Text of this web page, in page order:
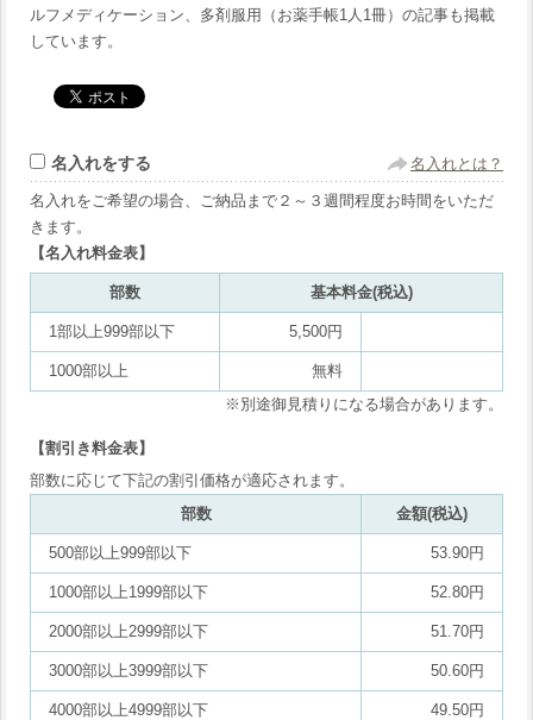
ルフメディケーション、多剤服用（お薬手帳1人1冊）の記事も掲載
しています。
名入れをする 名入れとは？
名入れをご希望の場合、ご納品まで２～３週間程度お時間をいただ
きます。
【名入れ料金表】
部数 基本料金(税込)
1部以上999部以下 5,500円
1000部以上
無料
※別途御見積りになる場合があります。
【割引き料金表】
部数に応じて下記の割引価格が適応されます。
部数
金額(税込)
500部以上999部以下 53.90円
1000部以上1999部以下 52.80円
2000部以上2999部以下 51.70円
3000部以上3999部以下 50.60円
4000部以上4999部以下 49.50円